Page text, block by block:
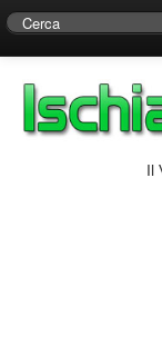
Centro di
Il